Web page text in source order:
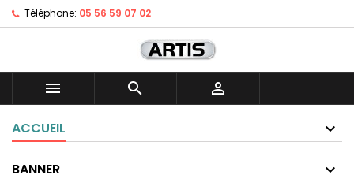
Téléphone: 05 56 59 07 02
  
ACCUEIL
BANNER